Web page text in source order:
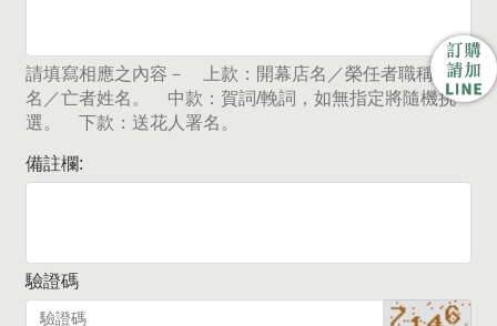
請填寫相應之內容－ 上款：開幕店名／榮任者職稱及姓
名／亡者姓名。 中款：賀詞/輓詞，如無指定將隨機挑
選。 下款：送花人署名。
備註欄:
驗證碼